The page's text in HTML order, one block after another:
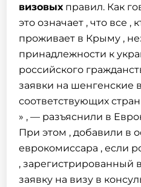
визовых правил. Как
это означает , что все ,
проживает в Крыму ,
принадлежности к
российского
заявки на шенгенские
соответствующих
» , — разъяснили в
При этом , добавили в
еврокомиссара , если
, зарегистрированный
заявку на визу в